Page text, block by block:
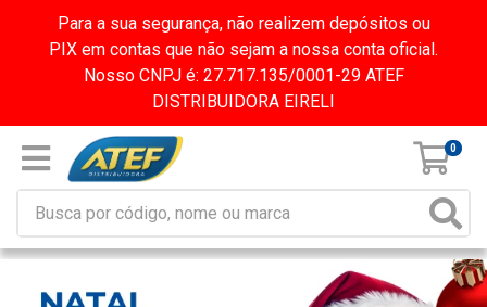
Para a sua segurança, não realizem depósitos ou
PIX em contas que não sejam a nossa conta oficial.
Nosso CNPJ é: 27.717.135/0001-29 ATEF
DISTRIBUIDORA EIRELI
0